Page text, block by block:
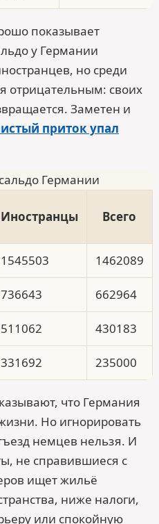
показывает
у Германии
но среди
отрицательным: своих
Заметен и
приток упал
Германии
Иностранцы Всего
1545503 1462089
736643 662964
511062 430183
331692 235000
что Германия
Но игнорировать
немцев нельзя. И
не справившиеся с
ищет жильё
ниже налоги,
или спокойную